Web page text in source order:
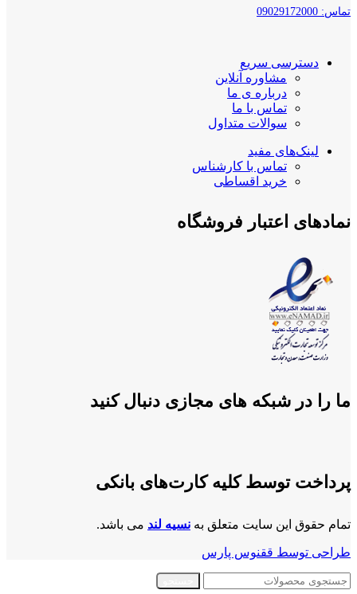
تماس: 09029172000
دسترسی سریع
مشاوره آنلاین
درباره ی ما
تماس با ما
سوالات متداول
لینک‌های مفید
تماس با کارشناس
خرید اقساطی
نمادهای اعتبار فروشگاه
ما را در شبکه های مجازی دنبال کنید
پرداخت توسط کلیه کارت‌های بانکی
تمام حقوق این سایت متعلق به نسیه لند می باشد.
طراحی توسط ققنوس پارس